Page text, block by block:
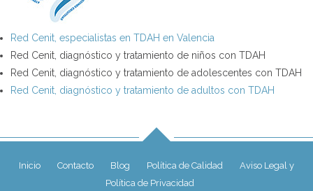
Red Cenit, especialistas en TDAH en Valencia
Red Cenit, diagnóstico y tratamiento de niños con TDAH
Red Cenit, diagnóstico y tratamiento de adolescentes con TDAH
Red Cenit, diagnóstico y tratamiento de adultos con TDAH
Inicio Contacto Blog Política de Calidad
Aviso Legal y
Política de Privacidad